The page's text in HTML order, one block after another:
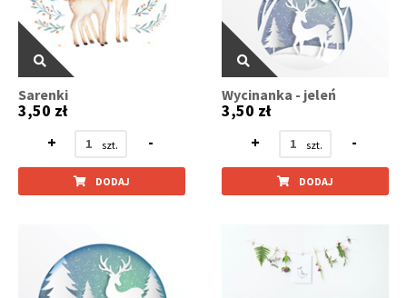
Sarenki
3,50 zł
+
-
DODAJ
Wycinanka - jeleń
3,50 zł
+
-
DODAJ